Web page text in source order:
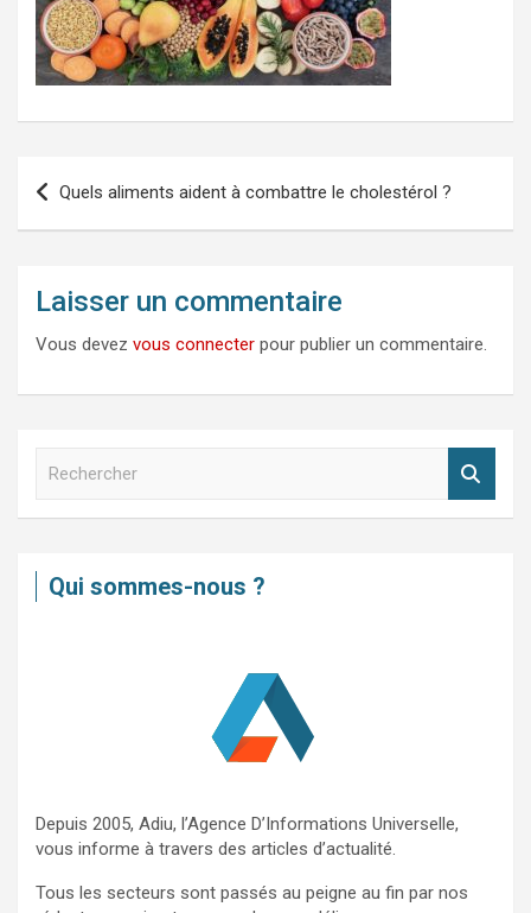
Navigation
de
Quels aliments aident à combattre le cholestérol ?
Laisser un commentaire
Vous devez vous connecter pour publier un commentaire.
c
Qui sommes-nous ?
Depuis 2005, Adiu, l’Agence D’Informations Universelle,
vous informe à travers des articles d’actualité.
Tous les secteurs sont passés au peigne au fin par nos